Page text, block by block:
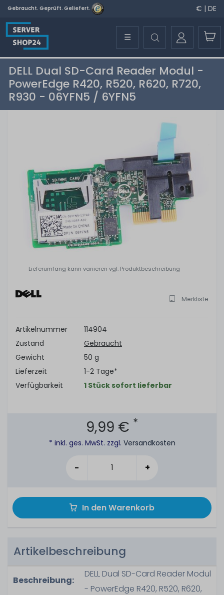
Gebraucht. Geprüft. Geliefert. € | DE
☰
DELL Dual SD-Card Reader Modul -
PowerEdge R420, R520, R620, R720,
R930 - 06YFN5 / 6YFN5
Lieferumfang kann variieren vgl. Produktbeschreibung
Merkliste
Artikelnummer
114904
Zustand
Gebraucht
Gewicht
50 g
Lieferzeit
1-2 Tage*
Verfügbarkeit
1 Stück sofort lieferbar
9,99 € *
* inkl. ges. MwSt. zzgl. Versandkosten
- +
In den Warenkorb
Artikelbeschreibung
Beschreibung:
DELL Dual SD-Card Reader Modul
- PowerEdge R420, R520, R620,